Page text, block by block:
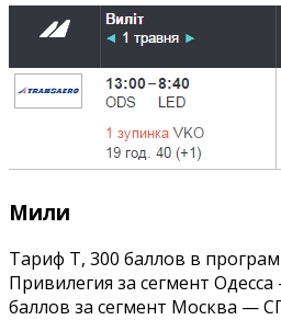
Мили
Тариф T, 300 баллов в
Привилегия за сегмент
баллов за сегмент Москва —